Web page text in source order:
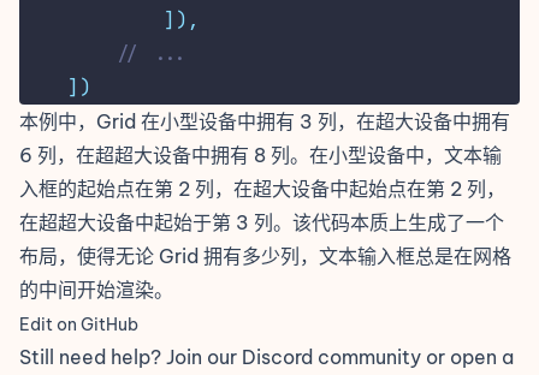
]),
// ...
])
本例中，Grid 在小型设备中拥有 3 列，在超大设备中拥有
6 列，在超超大设备中拥有 8 列。在小型设备中，文本输
入框的起始点在第 2 列，在超大设备中起始点在第 2 列，
在超超大设备中起始于第 3 列。该代码本质上生成了一个
布局，使得无论 Grid 拥有多少列，文本输入框总是在网格
的中间开始渲染。
Edit on GitHub
Still need help? Join our Discord community or open a